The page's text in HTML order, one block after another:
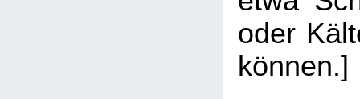
oder
können.]